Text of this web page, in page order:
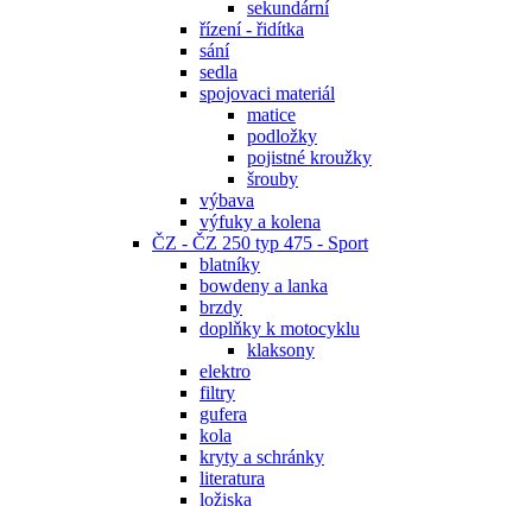
sekundární
řízení - řidítka
sání
sedla
spojovaci materiál
matice
podložky
pojistné kroužky
šrouby
výbava
výfuky a kolena
ČZ - ČZ 250 typ 475 - Sport
blatníky
bowdeny a lanka
brzdy
doplňky k motocyklu
klaksony
elektro
filtry
gufera
kola
kryty a schránky
literatura
ložiska